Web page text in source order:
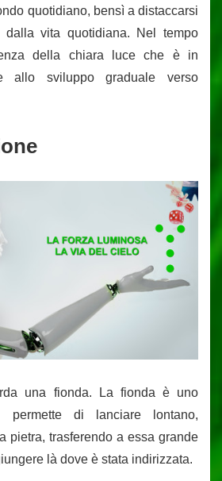
quotidiano, bensì a distaccarsi
dalla vita quotidiana. Nel tempo
della chiara luce che è in
sviluppo graduale verso
una fionda. La fionda è uno
permette di lanciare lontano,
pietra, trasferendo a essa grande
là dove è stata indirizzata.